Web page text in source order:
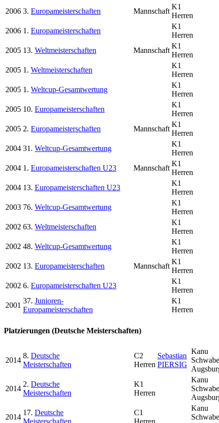
2006 3. Europameisterschaften Mannschaft
K1
Herren
2006 1. Europameisterschaften
K1
Herren
2005 13. Weltmeisterschaften Mannschaft
K1
Herren
2005 1. Weltmeisterschaften
K1
Herren
2005 1. Weltcup-Gesamtwertung
K1
Herren
2005 10. Europameisterschaften
K1
Herren
2005 2. Europameisterschaften Mannschaft
K1
Herren
2004 31. Weltcup-Gesamtwertung
K1
Herren
2004 1. Europameisterschaften U23 Mannschaft
K1
Herren
2004 13. Europameisterschaften U23
K1
Herren
2003 76. Weltcup-Gesamtwertung
K1
Herren
2002 63. Weltmeisterschaften
K1
Herren
2002 48. Weltcup-Gesamtwertung
K1
Herren
2002 13. Europameisterschaften Mannschaft
K1
Herren
2002 6. Europameisterschaften U23
K1
Herren
2001
37. Junioren-
Europameisterschaften
K1
Herren
Platzierungen (Deutsche Meisterschaften)
2014
8. Deutsche
Meisterschaften
C2
Herren
Sebastian
PIERSIG
Kanu
2014
2. Deutsche
Meisterschaften
K1
Herren
Kanu
2014
17. Deutsche
Meisterschaften
C1
Herren
Kanu